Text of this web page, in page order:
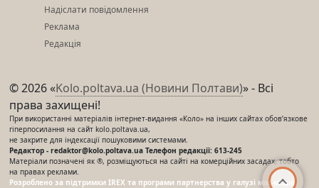
Надіслати повідомлення
Реклама
Редакція
© 2026 «Kolo.poltava.ua (Новини Полтави)» - Всі
права захищені!
При використанні матеріалів інтернет-видання «Коло» на інших сайтах обов’язкове
гіперпосилання на сайт kolo.poltava.ua,
не закрите для індексації пошуковими системами.
Редактор - redaktor@kolo.poltava.ua Телефон редакції: 613-245
Матеріали позначені як ®, розміщуються на сайті на комерційних засадах, тобто
на правах реклами.
Розроблено за підтримки IREX та програми партнерства у галузі мас-медіа